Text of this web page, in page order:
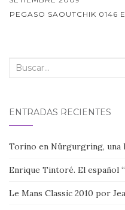
de
entradas
PEGASO SAOUTCHIK 0146
Buscar:
ENTRADAS RECIENTES
Torino en Nürgurgring, una
Enrique Tintoré. El español
Le Mans Classic 2010 por